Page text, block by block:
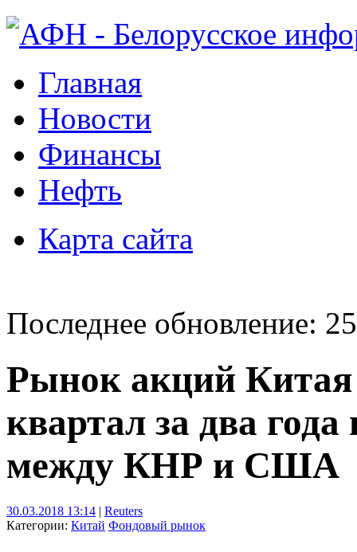
Главная
Новости
Финансы
Нефть
Карта сайта
Последнее обновление:
Рынок акций
квартал за два
между КНР и США
30.03.2018 13:14 | Reuters
Категории: Китай Фондовый рынок